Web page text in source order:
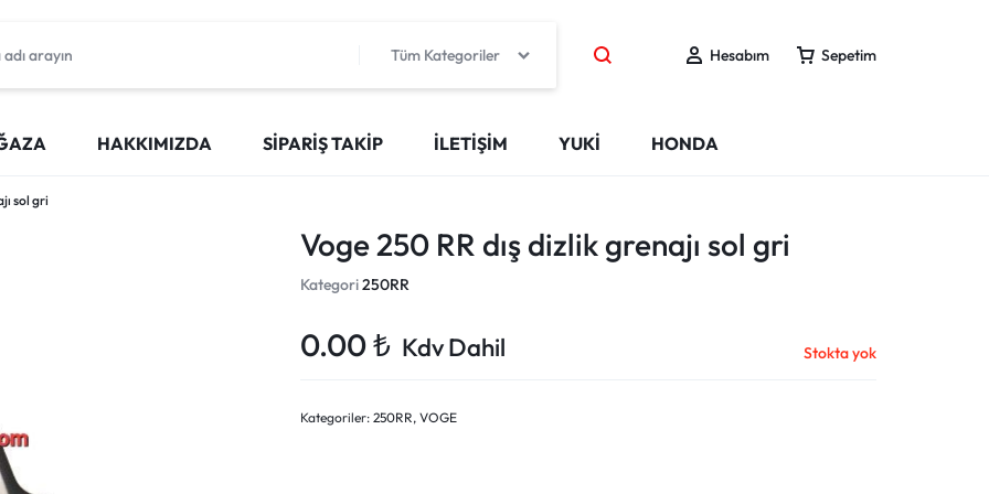
Tüm Kategoriler Hesabım Sepetim
HAKKIMIZDA SIPARIŞ TAKIP İLETIŞIM YUKİ HONDA
sol gri
Voge 250 RR dış dizlik grenajı sol gri
Kategori250RR
0.00₺ Kdv Dahil Stokta yok
Kategoriler:250RR,VOGE